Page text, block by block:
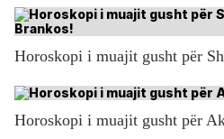
Horoskopi i muajit gusht për
Horoskopi i muajit gusht për